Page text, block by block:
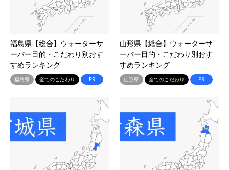
福島県【総合】ウォーターサ
ーバー目的・こだわり別おす
すめランキング
福島県 全てのこだわり PR
山形県【総合】ウォーターサ
ーバー目的・こだわり別おす
すめランキング
山形県 全てのこだわり PR